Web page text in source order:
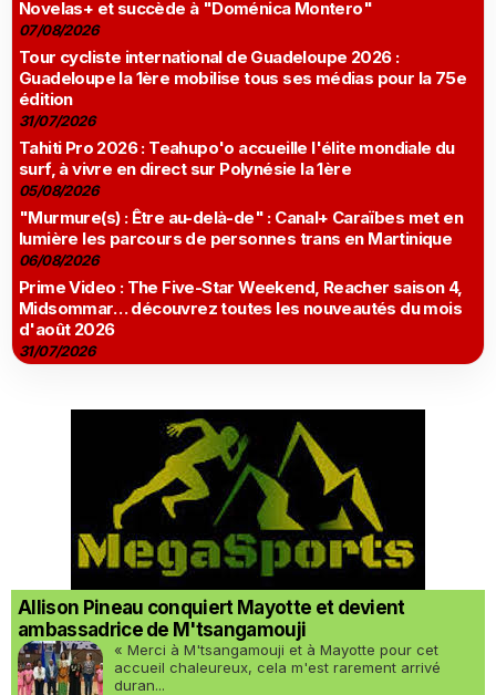
Novelas+ et succède à "Doménica Montero"
07/08/2026
Tour cycliste international de Guadeloupe 2026 :
Guadeloupe la 1ère mobilise tous ses médias pour la 75e
édition
31/07/2026
Tahiti Pro 2026 : Teahupo'o accueille l'élite mondiale du
surf, à vivre en direct sur Polynésie la 1ère
05/08/2026
"Murmure(s) : Être au-delà-de" : Canal+ Caraïbes met en
lumière les parcours de personnes trans en Martinique
06/08/2026
Prime Video : The Five-Star Weekend, Reacher saison 4,
Midsommar… découvrez toutes les nouveautés du mois
d'août 2026
31/07/2026
Allison Pineau conquiert Mayotte et devient
ambassadrice de M'tsangamouji
« Merci à M'tsangamouji et à Mayotte pour cet
accueil chaleureux, cela m'est rarement arrivé
duran...